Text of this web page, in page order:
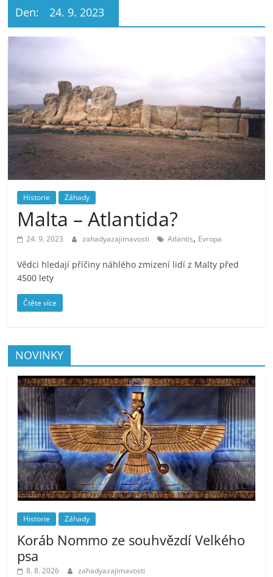
Den: 24. 9. 2023
Historie Záhady
Malta – Atlantida?
24. 9. 2023 zahadyazajimavosti Atlantis, Evropa
Vědci hledají příčiny náhlého zmizení lidí z Malty před
4500 lety
Čtěte více
NOVINKY
Historie Záhady
Koráb Nommo ze souhvězdí Velkého
psa
8. 8. 2026 zahadyazajimavosti